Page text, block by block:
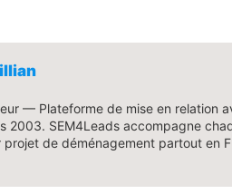
— Plateforme de mise en relation
2003. SEM4Leads accompagne
projet de déménagement partout en